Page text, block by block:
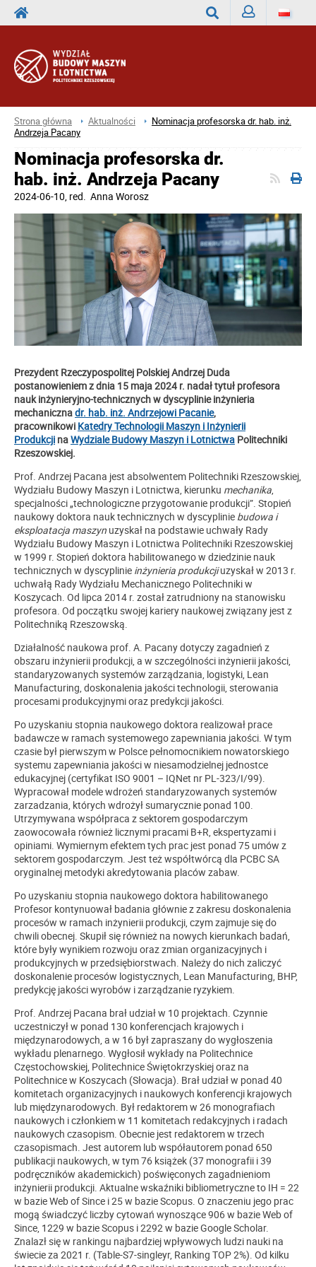
Strona główna Aktualności
Nominacja profesorska dr. hab. inż.
Andrzeja Pacany
Nominacja profesorska dr.
hab. inż. Andrzeja Pacany
2024-06-10, red. Anna Worosz
Prezydent Rzeczypospolitej Polskiej Andrzej Duda
postanowieniem z dnia 15 maja 2024 r. nadał tytuł profesora
nauk inżynieryjno-technicznych w dyscyplinie inżynieria
mechanicznadr. hab. inż. Andrzejowi Pacanie,
pracownikowi Katedry Technologii Maszyn i Inżynierii
Produkcji naWydziale Budowy Maszyn i Lotnictwa Politechniki
Rzeszowskiej.
Prof. Andrzej Pacana jest absolwentem Politechniki Rzeszowskiej,
Wydziału Budowy Maszyn i Lotnictwa, kierunku mechanika
specjalności „technologiczne przygotowanie produkcji”. Stopień
naukowy doktora nauk technicznych w dyscyplinie budowa i
eksploatacja maszyn uzyskał na podstawie uchwały Rady
Wydziału Budowy Maszyn i Lotnictwa Politechniki Rzeszowskiej
w 1999 r. Stopień doktora habilitowanego w dziedzinie nauk
technicznych w dyscyplinie inżynieria produkcji uzyskał w 2013 r.
uchwałą Rady Wydziału Mechanicznego Politechniki w
Koszycach. Od lipca 2014 r. został zatrudniony na stanowisku
profesora. Od początku swojej kariery naukowej związany jest z
Politechniką Rzeszowską.
Działalność naukowa prof. A. Pacany dotyczy zagadnień z
obszaru inżynierii produkcji, a w szczególności inżynierii jakości,
standaryzowanych systemów zarządzania, logistyki, Lean
Manufacturing, doskonalenia jakości technologii, sterowania
procesami produkcyjnymi oraz predykcji jakości.
Po uzyskaniu stopnia naukowego doktora realizował prace
badawcze w ramach systemowego zapewniania jakości. W tym
czasie był pierwszym w Polsce pełnomocnikiem nowatorskiego
systemu zapewniania jakości w niesamodzielnej jednostce
edukacyjnej (certyfikat ISO 9001 – IQNet nr PL-323/I/99).
Wypracował modele wdrożeń standaryzowanych systemów
zarzadzania, których wdrożył sumarycznie ponad 100.
Utrzymywana współpraca z sektorem gospodarczym
zaowocowała również licznymi pracami B+R, ekspertyzami i
opiniami. Wymiernym efektem tych prac jest ponad 75 umów z
sektorem gospodarczym. Jest też współtwórcą dla PCBC SA
oryginalnej metodyki akredytowania placów zabaw.
Po uzyskaniu stopnia naukowego doktora habilitowanego
Profesor kontynuował badania głównie z zakresu doskonalenia
procesów w ramach inżynierii produkcji, czym zajmuje się do
chwili obecnej. Skupił się również na nowych kierunkach badań,
które były wynikiem rozwoju oraz zmian organizacyjnych i
produkcyjnych w przedsiębiorstwach. Należy do nich zaliczyć
doskonalenie procesów logistycznych, Lean Manufacturing, BHP,
predykcję jakości wyrobów i zarządzanie ryzykiem.
Prof. Andrzej Pacana brał udział w 10 projektach. Czynnie
uczestniczył w ponad 130 konferencjach krajowych i
międzynarodowych, a w 16 był zapraszany do wygłoszenia
wykładu plenarnego. Wygłosił wykłady na Politechnice
Częstochowskiej, Politechnice Świętokrzyskiej oraz na
Politechnice w Koszycach (Słowacja). Brał udział w ponad 40
komitetach organizacyjnych i naukowych konferencji krajowych
lub międzynarodowych. Był redaktorem w 26 monografiach
naukowych i członkiem w 11 komitetach redakcyjnych i radach
naukowych czasopism. Obecnie jest redaktorem w trzech
czasopismach. Jest autorem lub współautorem ponad 650
publikacji naukowych, w tym 76 książek (37 monografii i 39
podręczników akademickich) poświęconych zagadnieniom
inżynierii produkcji. Aktualne wskaźniki bibliometryczne to IH = 22
w bazie Web of Since i 25 w bazie Scopus. O znaczeniu jego prac
mogą świadczyć liczby cytowań wynoszące 906 w bazie Web of
Since, 1229 w bazie Scopus i 2292 w bazie Google Scholar.
Znalazł się w rankingu najbardziej wpływowych ludzi nauki na
świecie za 2021 r. (Table-S7-singleyr, Ranking TOP 2%). Od kilku